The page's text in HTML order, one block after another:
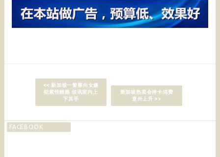
<< 新加坡一警察向女嫌
犯索性贿赂 侦讯室内上
下其手
新加坡热卖会持卡消费
意外上升 >>
FACEBOOK